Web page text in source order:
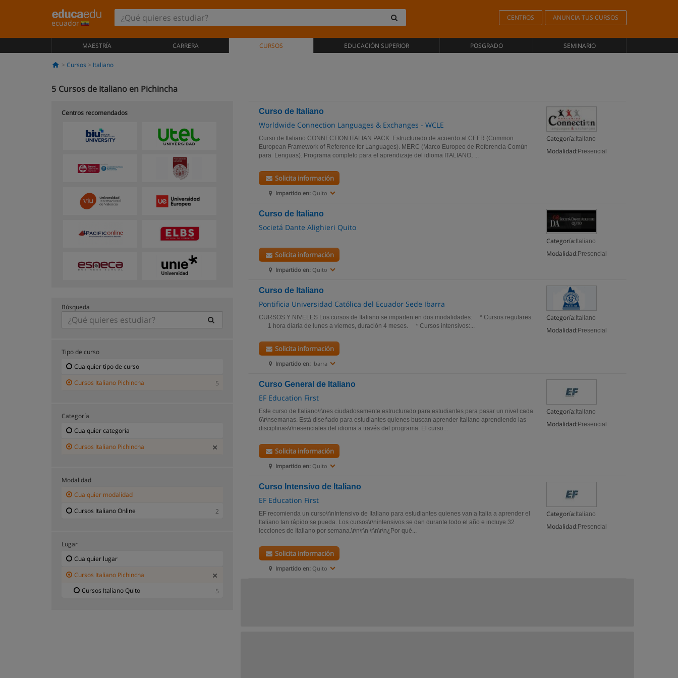
ecuador
CENTROS ANUNCIA TUS CURSOS
MAESTRÍA CARRERA CURSOS EDUCACIÓN SUPERIOR POSGRADO SEMINARIO
Cursos Italiano
5 Cursos de Italiano en Pichincha
Curso de Italiano
Worldwide Connection Languages & Exchanges - WCLE
Categoría: Italiano
Modalidad: Presencial
Curso de Italiano CONNECTION ITALIAN PACK. Estructurado de acuerdo al CEFR (Common
European Framework of Reference for Languages). MERC (Marco Europeo de Referencia Común
para Lenguas). Programa completo para el aprendizaje del idioma ITALIANO, ...
Impartido en: Quito
Solicita información
Curso de Italiano
Societá Dante Alighieri Quito
Categoría: Italiano
Modalidad: Presencial
Impartido en: Quito
Solicita información
Curso de Italiano
Pontificia Universidad Católica del Ecuador Sede Ibarra
Categoría: Italiano
Modalidad: Presencial
CURSOS Y NIVELES Los cursos de Italiano se imparten en dos modalidades: * Cursos regulares:
1 hora diaria de lunes a viernes, duración 4 meses. * Cursos intensivos:...
Impartido en: Ibarra
Solicita información
Curso General de Italiano
EF Education First
Categoría: Italiano
Modalidad: Presencial
Este curso de Italiano\r\nes ciudadosamente estructurado para estudiantes para pasar un nivel cada
6\r\nsemanas. Está diseñado para estudiantes quienes buscan aprender Italiano aprendiendo las
disciplinas\r\nesenciales del idioma a través del programa. El curso...
Impartido en: Quito
Solicita información
Curso Intensivo de Italiano
EF Education First
Categoría: Italiano
Modalidad: Presencial
EF recomienda un curso\r\nIntensivo de Italiano para estudiantes quienes van a Italia a aprender el
Italiano tan rápido se pueda. Los cursos\r\nintensivos se dan durante todo el año e incluye 32
lecciones de Italiano por semana.\r\n\r\n \r\n\r\n¿Por qué...
Impartido en: Quito
Solicita información
Centros recomendados
Búsqueda
Tipo de curso
Cualquier tipo de curso
Cursos Italiano Pichincha
5
Categoría
Cualquier categoría
Cursos Italiano Pichincha
Modalidad
Cualquier modalidad
Cursos Italiano Online
2
Lugar
Cualquier lugar
Cursos Italiano Pichincha
Cursos Italiano Quito
5